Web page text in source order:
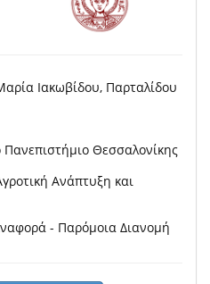
Ιακωβίδου, Παρταλίδου
Πανεπιστήμιο Θεσσαλονίκης
Ανάπτυξη και
- Παρόμοια Διανομή